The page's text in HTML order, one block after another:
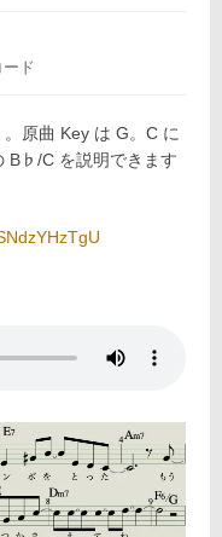
ド
原曲 Key は G。C に
B♭/C を説明できます